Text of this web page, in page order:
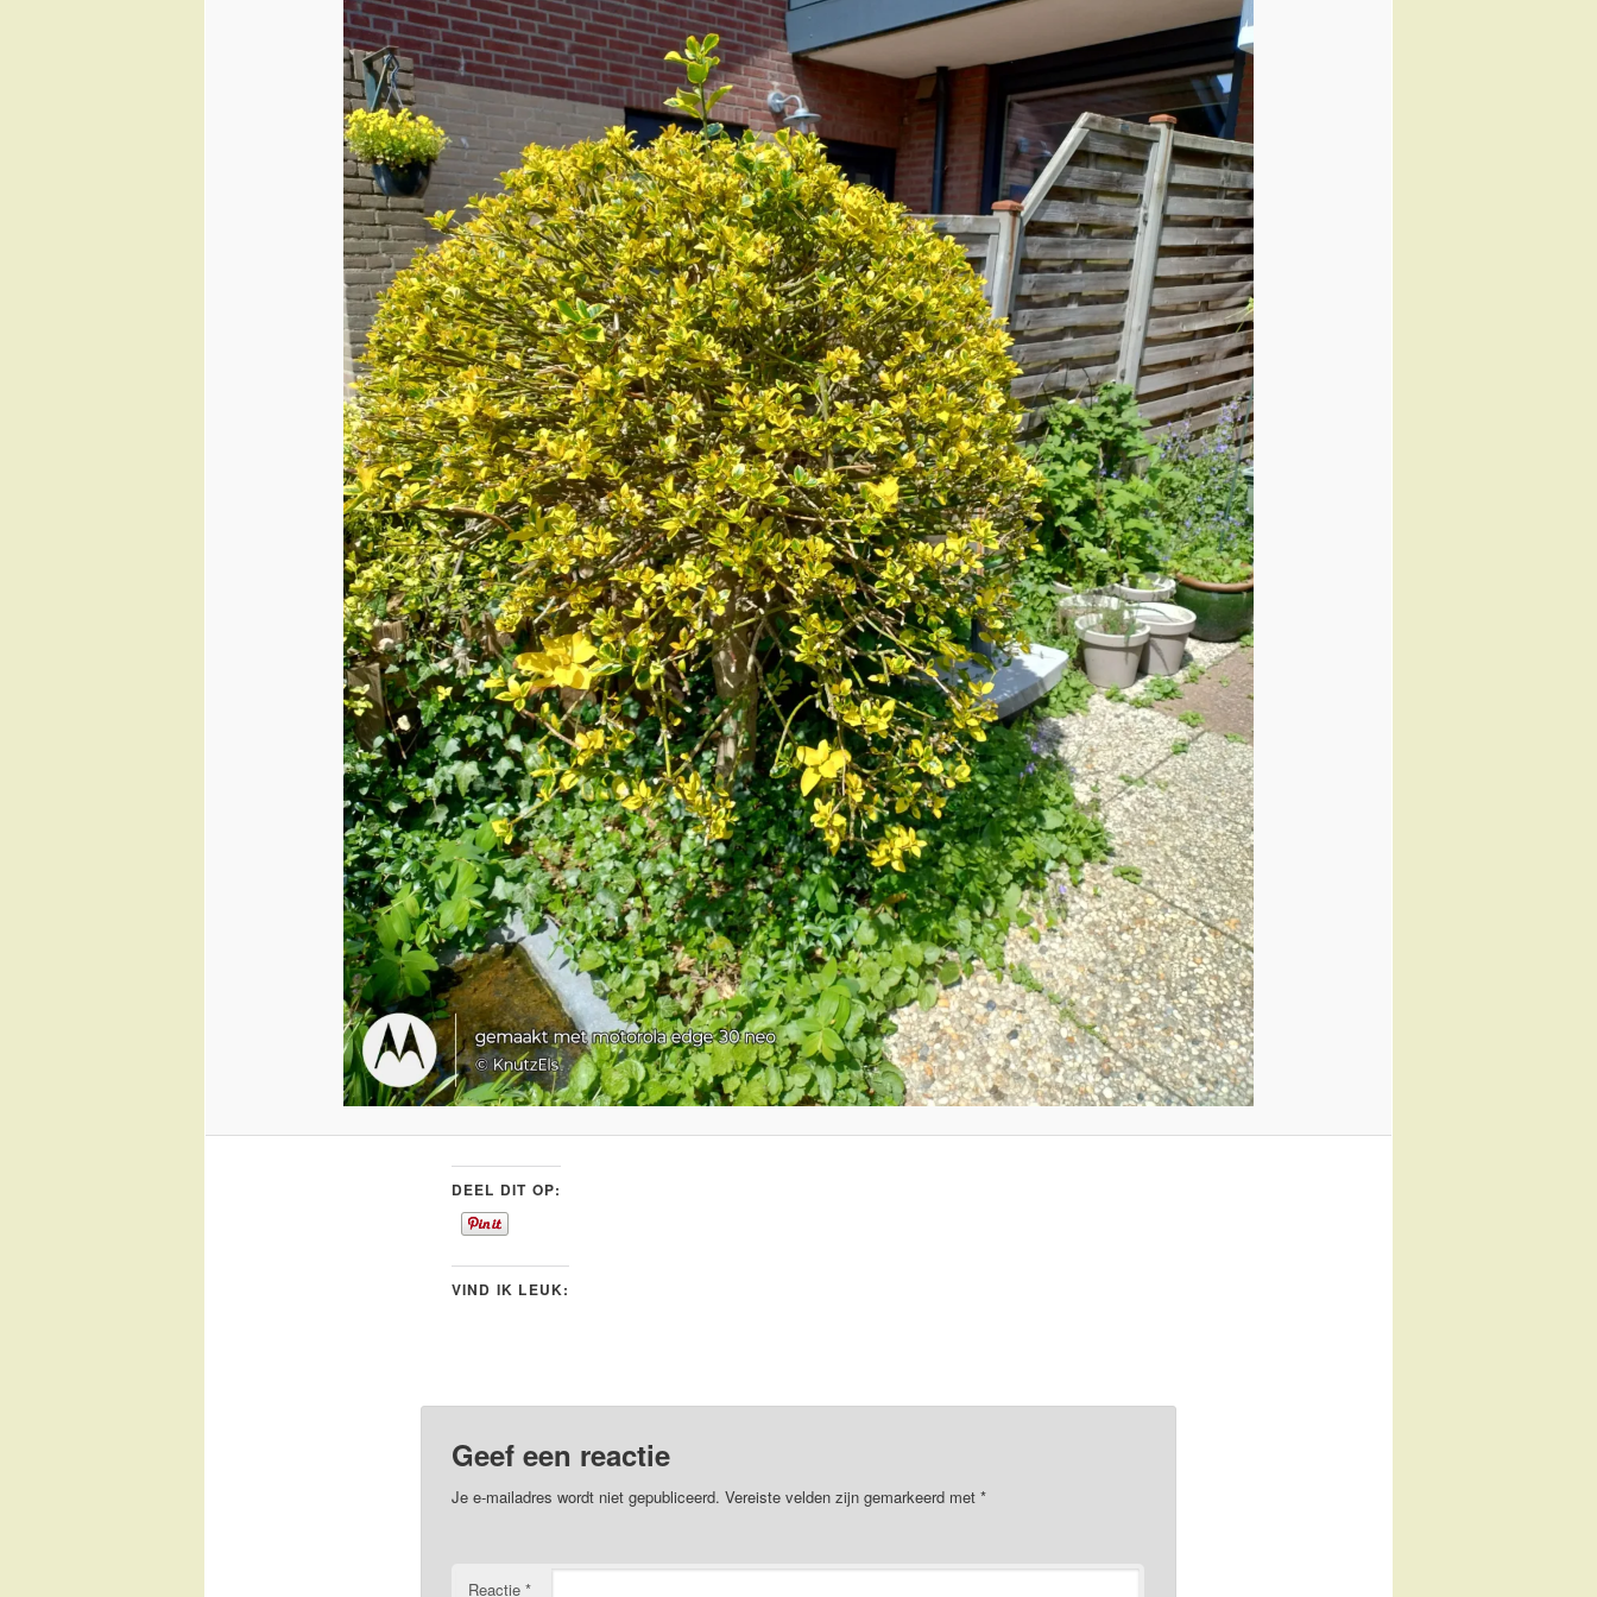
DEEL DIT OP:
VIND IK LEUK:
Geef een reactie
Je e-mailadres wordt niet gepubliceerd. Vereiste velden zijn gemarkeerd met *
Reactie *